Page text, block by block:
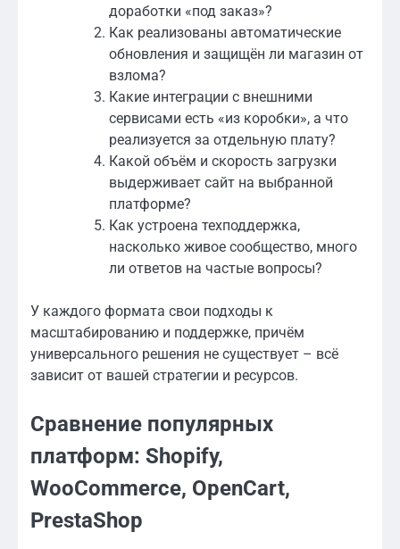
доработки «под заказ»?
Как реализованы автоматические
обновления и защищён ли магазин от
взлома?
Какие интеграции с внешними
сервисами есть «из коробки», а что
реализуется за отдельную плату?
Какой объём и скорость загрузки
выдерживает сайт на выбранной
платформе?
Как устроена техподдержка,
насколько живое сообщество, много
ли ответов на частые вопросы?
У каждого формата свои подходы к
масштабированию и поддержке, причём
универсального решения не существует – всё
зависит от вашей стратегии и ресурсов.
Сравнение популярных
платформ: Shopify,
WooCommerce, OpenCart,
PrestaShop